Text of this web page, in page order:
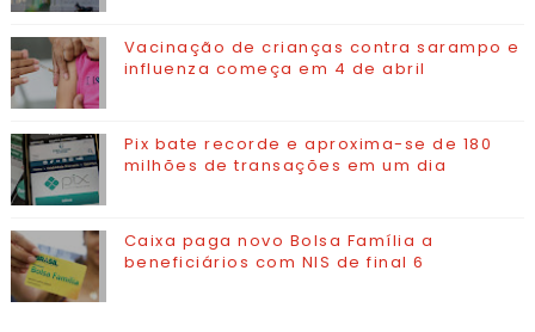
Vacinação de crianças contra sarampo e
influenza começa em 4 de abril
Pix bate recorde e aproxima-se de 180
milhões de transações em um dia
Caixa paga novo Bolsa Família a
beneficiários com NIS de final 6